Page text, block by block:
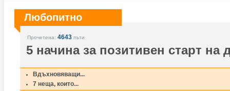
Любопитно
Прочетена: 4643 пъти
5 начина за позитивен старт на
Вдъхновяващи...
7 неща, които...